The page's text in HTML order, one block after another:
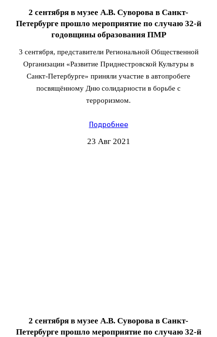
2 сентября в музее А.В. Суворова в Санкт-
Петербурге прошло мероприятие по случаю 32-й
годовщины образования ПМР
3 сентября, представители Региональной Общественной
Организации «Развитие Приднестровской Культуры в
Санкт-Петербурге» приняли участие в автопробеге
посвящённому Дню солидарности в борьбе с
терроризмом.
Подробнее
23 Авг 2021
2 сентября в музее А.В. Суворова в Санкт-
Петербурге прошло мероприятие по случаю 32-й